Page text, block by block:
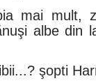
mai mult,
albe din
şopti